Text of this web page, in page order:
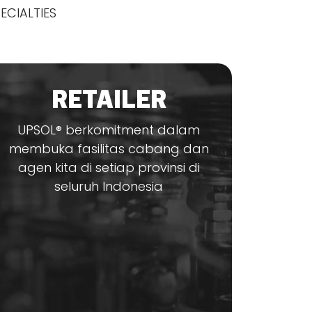
RETAILER
UPSOL® berkomitment dalam
membuka fasilitas cabang dan
agen kita di setiap provinsi di
seluruh Indonesia